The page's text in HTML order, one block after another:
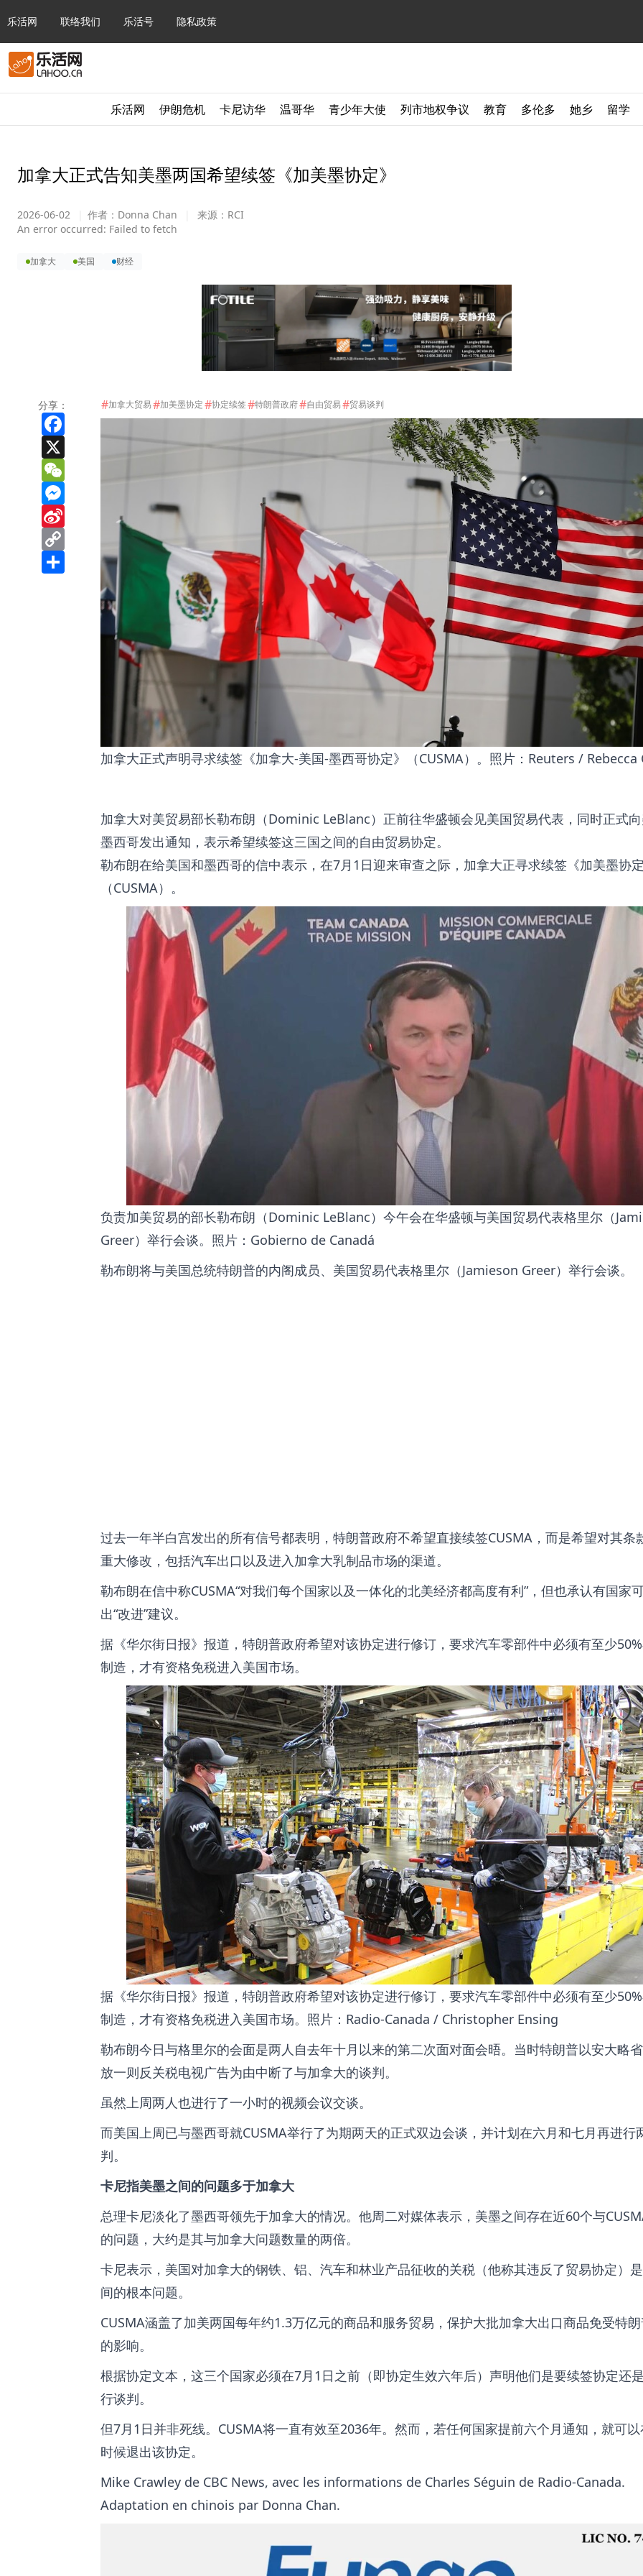
乐活网 联络我们 乐活号 隐私政策
乐活网 伊朗危机 卡尼访华 温哥华 青少年大使 列市地权争议 教育 多伦多 她乡 留学
加拿大正式告知美墨两国希望续签《加美墨协定》
2026-06-02 作者： Donna Chan 来源： RCI
An error occurred: Failed to fetch
加拿大 美国 财经
分享：
Facebook
#加拿大贸易#加美墨协定#协定续签#特朗普政府#自由贸易#贸易谈判
加拿大正式声明寻求续签《加拿大-美国-墨西哥协定》（CUSMA）。照片：Reuters / Rebecca
加拿大对美贸易部长勒布朗（Dominic LeBlanc）正前往华盛顿会见美国贸易代表，同时正式
墨西哥发出通知，表示希望续签这三国之间的自由贸易协定。
勒布朗在给美国和墨西哥的信中表示，在7月1日迎来审查之际，加拿大正寻求续签《加美墨协
（CUSMA）。
负责加美贸易的部长勒布朗（Dominic LeBlanc）今午会在华盛顿与美国贸易代表格里尔（
Greer）举行会谈。照片：Gobierno de Canadá
勒布朗将与美国总统特朗普的内阁成员、美国贸易代表格里尔（Jamieson Greer）举行会谈。
过去一年半白宫发出的所有信号都表明，特朗普政府不希望直接续签CUSMA，而是希望对其条
重大修改，包括汽车出口以及进入加拿大乳制品市场的渠道。
勒布朗在信中称CUSMA 对我们每个国家以及一体化的北美经济都高度有利 ，但也承认有国家
出 改进 建议。
据《华尔街日报》报道，特朗普政府希望对该协定进行修订，要求汽车零部件中必须有至少
制造，才有资格免税进入美国市场。
据《华尔街日报》报道，特朗普政府希望对该协定进行修订，要求汽车零部件中必须有至少
制造，才有资格免税进入美国市场。照片：Radio-Canada / Christopher Ensing
勒布朗今日与格里尔的会面是两人自去年十月以来的第二次面对面会晤。当时特朗普以安大略
放一则反关税电视广告为由中断了与加拿大的谈判。
虽然上周两人也进行了一小时的视频会议交谈。
而美国上周已与墨西哥就CUSMA举行了为期两天的正式双边会谈，并计划在六月和七月再进行
判。
卡尼指美墨之间的问题多于加拿大
总理卡尼淡化了墨西哥领先于加拿大的情况。他周二对媒体表示，美墨之间存在近60个与
的问题，大约是其与加拿大问题数量的两倍。
卡尼表示，美国对加拿大的钢铁、铝、汽车和林业产品征收的关税（他称其违反了贸易协定）
间的根本问题。
CUSMA涵盖了加美两国每年约1.3万亿元的商品和服务贸易，保护大批加拿大出口商品免受特
的影响。
根据协定文本，这三个国家必须在7月1日之前（即协定生效六年后）声明他们是要续签协定还
行谈判。
但7月1日并非死线。CUSMA将一直有效至2036年。然而，若任何国家提前六个月通知，就可
时候退出该协定。
Mike Crawley de CBC News, avec les informations de Charles Séguin de Radio-Canada.
Adaptation en chinois par Donna Chan.